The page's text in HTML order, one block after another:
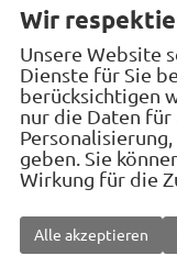
Download
Energiekosten
CO2 Kosten
1.296,- €
CO2 Kosten
3.078,- €
CO2 Kosten
4.752,- €
Jahressteuer:
Wir
Unsere Website
Dienste für Sie
berücksichtigen
nur die Daten für
geben. Sie
Wirkung für die
Alle akzeptieren